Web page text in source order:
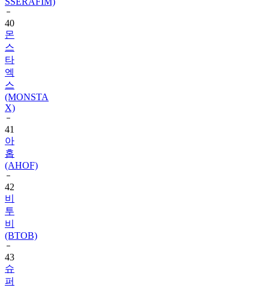
40
몬
스
타
엑
스
(MONSTA
X)
41
아
홉
(AHOF)
42
비
투
비
(BTOB)
43
슈
퍼